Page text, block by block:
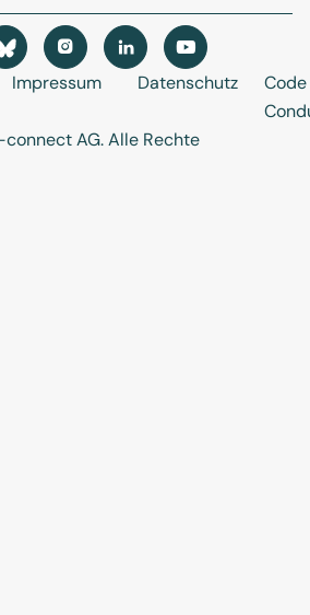
AG. Alle Rechte
Impressum Datenschutz
  